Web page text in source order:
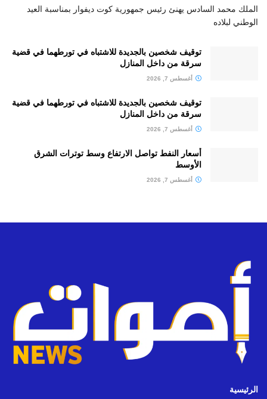
الملك محمد السادس يهنئ رئيس جمهورية كوت ديفوار بمناسبة العيد
الوطني لبلاده
توقيف شخصين بالجديدة للاشتباه في تورطهما في قضية
سرقة من داخل المنازل
أغسطس 7, 2026
توقيف شخصين بالجديدة للاشتباه في تورطهما في قضية
سرقة من داخل المنازل
أغسطس 7, 2026
أسعار النفط تواصل الارتفاع وسط توترات الشرق
الأوسط
أغسطس 7, 2026
الرئيسية